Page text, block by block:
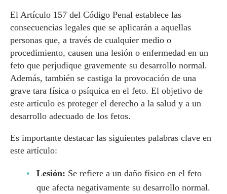
El Artículo 157 del Código Penal establece las
consecuencias legales que se aplicarán a aquellas
personas que, a través de cualquier medio o
procedimiento, causen una lesión o enfermedad en un
feto que perjudique gravemente su desarrollo normal.
Además, también se castiga la provocación de una
grave tara física o psíquica en el feto. El objetivo de
este artículo es proteger el derecho a la salud y a un
desarrollo adecuado de los fetos.
Es importante destacar las siguientes palabras clave en
este artículo:
Lesión: Se refiere a un daño físico en el feto
que afecta negativamente su desarrollo normal.